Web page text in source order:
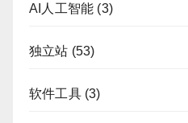
AI人工智能 (3)
独立站 (53)
软件工具(3)